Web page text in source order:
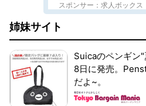
スポンサー：求人ボックス
姉妹サイト
Suicaのペンギン
8日に発売。
だよ~。